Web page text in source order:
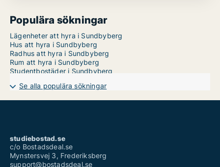
Populära sökningar
Lägenheter att hyra i Sundbyberg
Hus att hyra i Sundbyberg
Radhus att hyra i Sundbyberg
Rum att hyra i Sundbyberg
Studentbostäder i Sundbyberg
Se alla populära sökningar
studiebostad.se
c/o Bostadsdeal.se
Mynstersvej 3, Frederiksberg
support@bostadsdeal.se